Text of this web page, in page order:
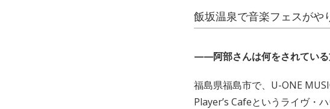
飯坂温泉で音楽フェスがや
——阿部さんは何をされている
福島県福島市で、U-ONE
Player’s Cafeというライヴ・